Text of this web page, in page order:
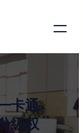
卡通
级权